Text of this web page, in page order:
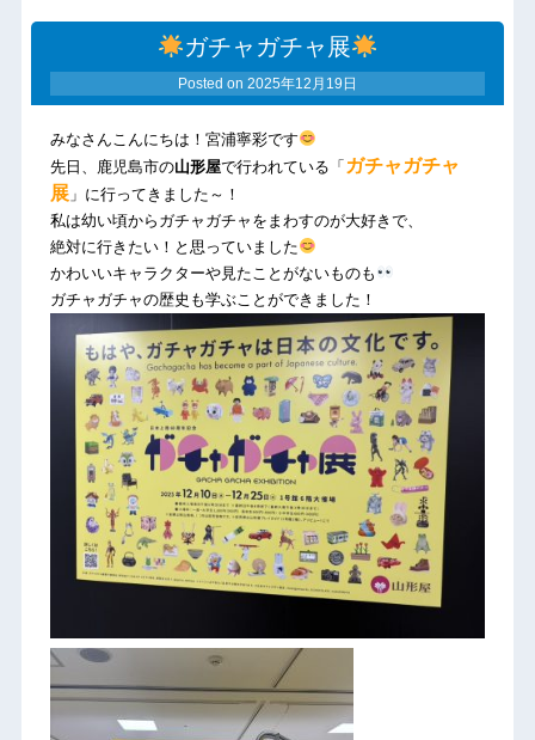
ガチャガチャ展
Posted on 2025年12月19日
みなさんこんにちは！宮浦寧彩です
先日、鹿児島市の山形屋で行われている「 ガチャガチャ
展」に行ってきました～！
私は幼い頃からガチャガチャをまわすのが大好きで、
絶対に行きたい！と思っていました
かわいいキャラクターや見たことがないものも
ガチャガチャの歴史も学ぶことができました！